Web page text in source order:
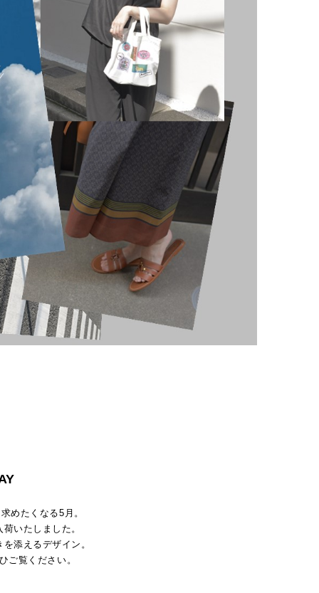
めたくなる5月。
いたしました。
添えるデザイン。
ご覧ください。